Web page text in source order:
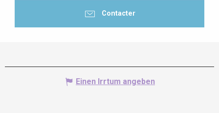
Contacter
Einen Irrtum angeben